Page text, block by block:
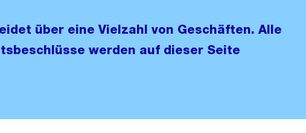
über eine Vielzahl von Geschäften. Alle
werden auf dieser Seite